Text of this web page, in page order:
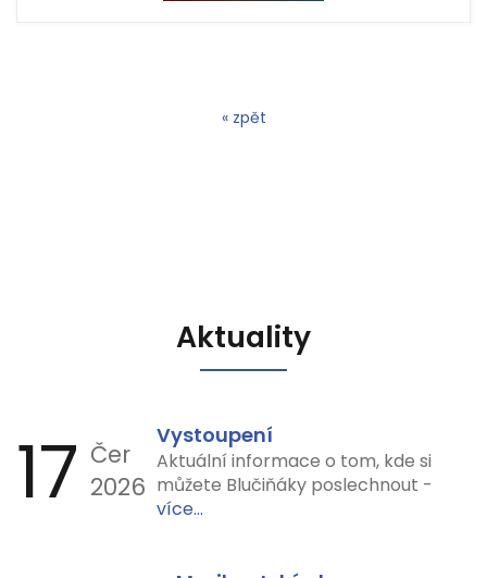
« zpět
Aktuality
17 Čer
2026
Vystoupení
Aktuální informace o tom, kde si
můžete Blučiňáky poslechnout -
více...